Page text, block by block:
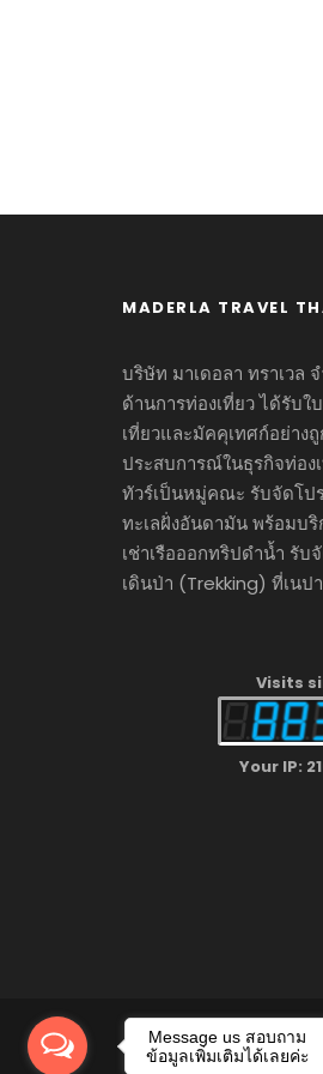
MADERLA TRAVEL
บริษัท มาเดอลา ทราเวล
ด้านการท่องเที่ยว ได้รับ
เที่ยวและมัคคุเทศก์อย่าง
ประสบการณ์ในธุรกิจท่อง
ทัวร์เป็นหมู่คณะ รับจัดโป
ทะเลฝั่งอันดามัน พร้อมบ
เช่าเรือออกทริปดำน้ำ รั
เดินป่า (Trekking) ที่เนป
Visits
Your IP:
Message us สอบถาม
ข้อมูลเพิ่มเติมได้เลยค่ะ